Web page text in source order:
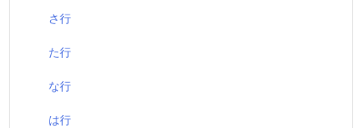
さ行
た行
な行
は行